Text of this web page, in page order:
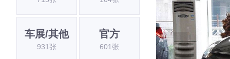
车展/其他
931张
官方
601张